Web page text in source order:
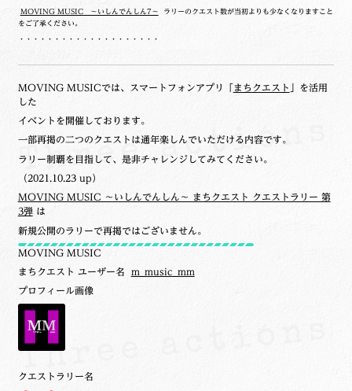
MOVING MUSIC ～いしんでんしん7～ ラリーのクエスト数が当初よりも少なくなりますこと
をご了承ください。
・・・・・・・・・・・・・・・・・・・・
MOVING MUSICでは、スマートフォンアプリ「 まちクエスト
」を活用
した
イベントを開催しております。
一部再掲の二つのクエストは通年楽しんでいただける内容です。
ラリー制覇を目指して、是非チャレンジしてみてください。
（2021.10.23 up）
MOVING MUSIC ～いしんでんしん～ まちクエスト クエストラリー 第
3弾は
新規公開のラリーで再掲ではございません。
MOVING MUSIC
まちクエスト ユーザー名 m_music_mm
プロフィール画像
クエストラリー名